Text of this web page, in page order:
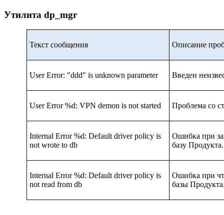
Утилита dp_mgr
Текст сообщения Описание
User Error: "ddd" is unknown parameter Введен
User Error %d: VPN demon is not started Проблема со
Internal Error %d: Default driver policy is
not wrote to db
Ошибка при
базу Продукта.
Internal Error %d: Default driver policy is
not read from db
Ошибка при
базы